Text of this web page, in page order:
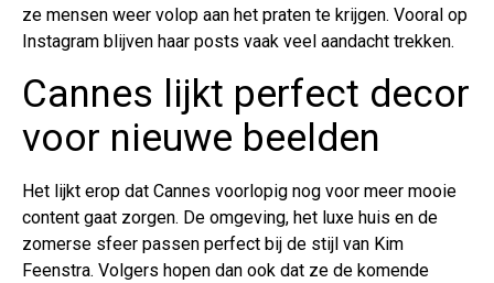
ze mensen weer volop aan het praten te krijgen. Vooral op
Instagram blijven haar posts vaak veel aandacht trekken.
Cannes lijkt perfect decor
voor nieuwe beelden
Het lijkt erop dat Cannes voorlopig nog voor meer mooie
content gaat zorgen. De omgeving, het luxe huis en de
zomerse sfeer passen perfect bij de stijl van Kim
Feenstra. Volgers hopen dan ook dat ze de komende